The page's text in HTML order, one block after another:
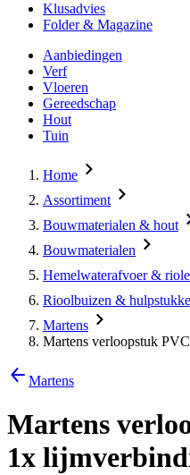
Klusadvies
Folder & Magazine
Aanbiedingen
Verf
Vloeren
Gereedschap
Hout
Tuin
Home
Assortiment
Bouwmaterialen & hout
Bouwmaterialen
Hemelwaterafvoer &
Rioolbuizen &
Martens
Martens verloopstuk
Martens
Martens
1x